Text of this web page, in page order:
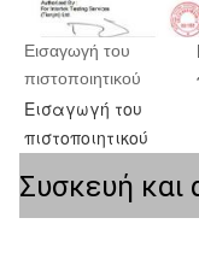
Εισαγωγή του
πιστοποιητικού
Εισαγωγή του
πιστοποιητικού
Συσκευή και